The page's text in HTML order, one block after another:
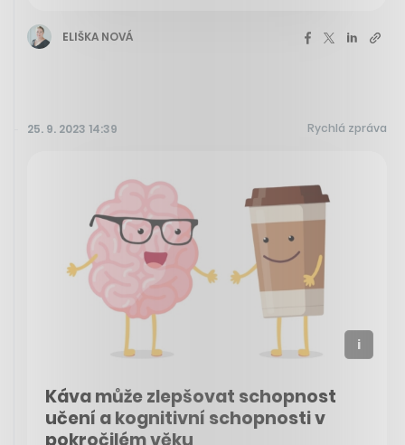
ELIŠKA NOVÁ
25. 9. 2023 14:39 Rychlá zpráva
Káva může zlepšovat schopnost
učení a kognitivní schopnosti v
pokročilém věku